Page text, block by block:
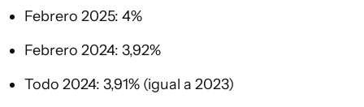
Febrero 2025: 4%
Febrero 2024: 3,92%
Todo 2024: 3,91% (igual a 2023)